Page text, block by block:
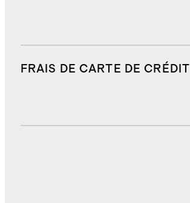
FRAIS DE CARTE DE CRÉDIT